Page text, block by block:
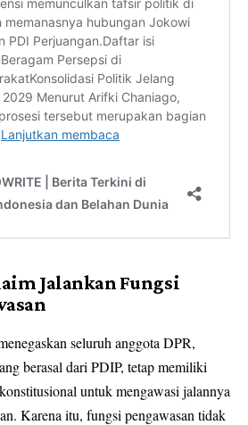
Jalankan Fungsi
seluruh anggota DPR,
berasal dari PDIP, tetap memiliki
untuk mengawasi jalannya
Karena itu, fungsi pengawasan tidak